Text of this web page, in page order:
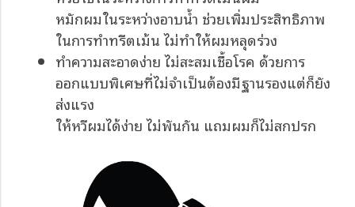
หมักผมในระหว่างอาบน้ำ ช่วยเพิ่มประสิทธิภาพ
ในการทำทรีตเม้น ไม่ทำให้ผมหลุดร่วง
ทำความสะอาดง่าย ไม่สะสมเชื้อโรค ด้วยการ
ออกแบบพิเศษที่ไม่จำเป็นต้องมีฐานรองแต่ก็ยัง
ส่งแรง
ให้หวีผมได้ง่าย ไม่พันกัน แถมผมก็ไม่สกปรก